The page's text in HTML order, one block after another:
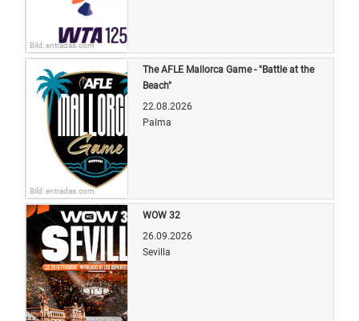
Bild: entradas.com
Bild: entradas.com
The AFLE Mallorca Game - "Battle at the
Beach"
22.08.2026
Palma
WOW 32
26.09.2026
Sevilla